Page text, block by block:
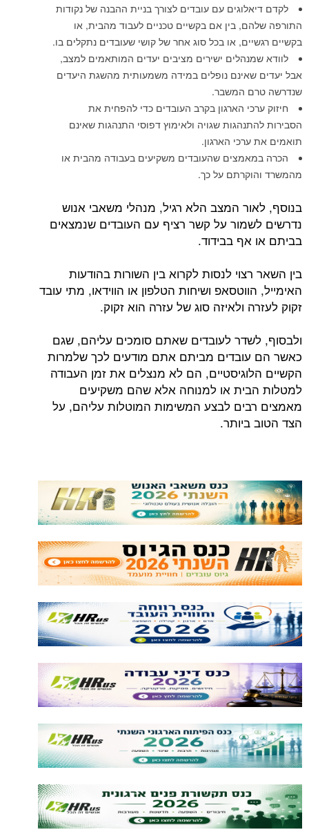
לקדם דיאלוגים עם עובדים לצורך בניית ההבנה של נקודות
התורפה שלהם, בין אם בקשיים טכניים לעבוד מהבית, או
בקשיים רגשיים, או בכל סוג אחר של קושי שעובדים נתקלים בו.
לוודא שמנהלים ישירים מציבים יעדים המותאמים למצב,
אבל יעדים שאינם נופלים במידה משמעותית מהשגת היעדים
שנדרשה טרם המשבר.
חיזוק ערכי הארגון בקרב העובדים כדי להפחית את
הסבירות להתנהגות שגויה ולאימוץ דפוסי התנהגות שאינם
תואמים את ערכי הארגון.
הכרה במאמצים שהעובדים משקיעים בעבודה מהבית או
מהמשרד והוקרתם על כך.
בנוסף, לאור המצב הלא רגיל, מנהלי משאבי אנוש
נדרשים לשמור על קשר רציף עם העובדים שנמצאים
בביתם או אף בבידוד.
בין השאר רצוי לנסות לקרוא בין השורות בהודעות
האימייל, הווטסאפ ושיחות הטלפון או הווידאו, מתי עובד
זקוק לעזרה ולאיזה סוג של עזרה הוא זקוק.
ולבסוף, לשדר לעובדים שאתם סומכים עליהם, שגם
כאשר הם עובדים מביתם אתם מודעים לכך שלמרות
הקשיים הלוגיסטיים, הם לא מנצלים את זמן העבודה
למטלות הבית או למנוחה אלא שהם משקיעים
מאמצים רבים לבצע המשימות המוטלות עליהם, על
הצד הטוב ביותר.